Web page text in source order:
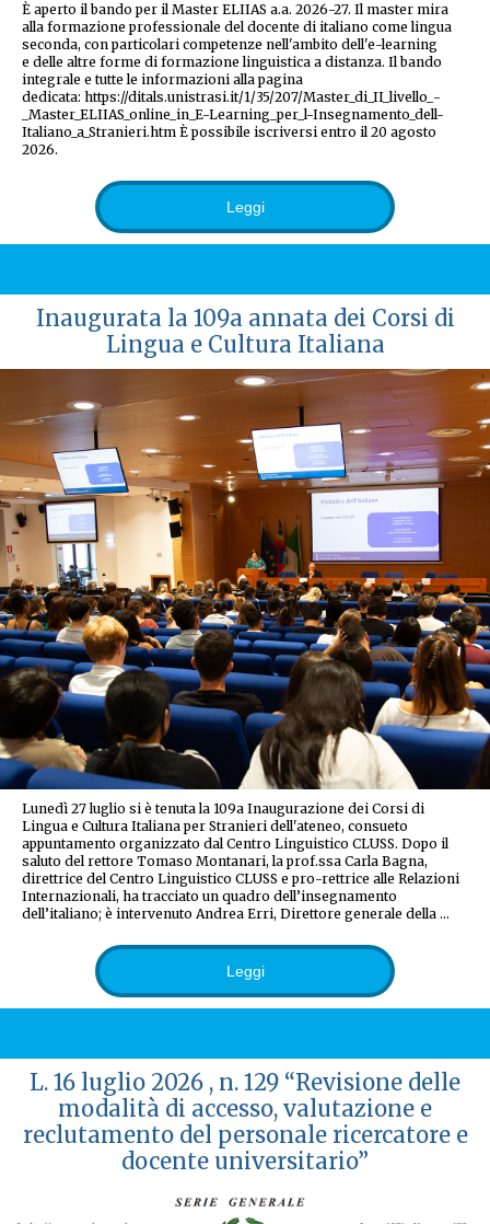
È aperto il bando per il Master ELIIAS a.a. 2026-27. Il master mira
alla formazione professionale del docente di italiano come lingua
seconda, con particolari competenze nell'ambito dell'e-learning
e delle altre forme di formazione linguistica a distanza. Il bando
integrale e tutte le informazioni alla pagina
dedicata: https://ditals.unistrasi.it/1/35/207/Master_di_II_livello_-
_Master_ELIIAS_online_in_E-Learning_per_l-Insegnamento_dell-
Italiano_a_Stranieri.htm È possibile iscriversi entro il 20 agosto
2026.
Leggi
Inaugurata la 109a annata dei Corsi di
Lingua e Cultura Italiana
Lunedì 27 luglio si è tenuta la 109a Inaugurazione dei Corsi di
Lingua e Cultura Italiana per Stranieri dell'ateneo, consueto
appuntamento organizzato dal Centro Linguistico CLUSS. Dopo il
saluto del rettore Tomaso Montanari, la prof.ssa Carla Bagna,
direttrice del Centro Linguistico CLUSS e pro-rettrice alle Relazioni
Internazionali, ha tracciato un quadro dell’insegnamento
dell’italiano; è intervenuto Andrea Erri, Direttore generale della …
Leggi
L. 16 luglio 2026 , n. 129 “Revisione delle
modalità di accesso, valutazione e
reclutamento del personale ricercatore e
docente universitario”